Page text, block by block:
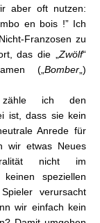
aber oft nutzen:
en bois !” Ich
Franzosen zu
das die „ Zwölf“
(„ Bomber „)
zähle ich den
ist, dass sie kein
Anrede für
wir etwas Neues
nicht im
speziellen
verursacht
wir einfach kein